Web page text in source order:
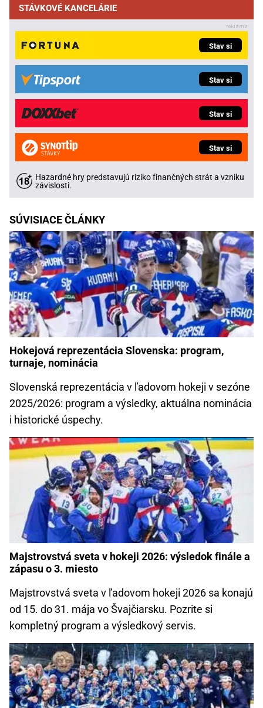
STÁVKOVÉ KANCELÁRIE
Stav si
Stav si
Stav si
Stav si
Hazardné hry predstavujú riziko finančných strát a vzniku
závislosti.
SÚVISIACE ČLÁNKY
Hokejová reprezentácia Slovenska: program,
turnaje, nominácia
Slovenská reprezentácia v ľadovom hokeji v sezóne
2025/2026: program a výsledky, aktuálna nominácia
i historické úspechy.
Majstrovstvá sveta v hokeji 2026: výsledok finále a
zápasu o 3. miesto
Majstrovstvá sveta v ľadovom hokeji 2026 sa konajú
od 15. do 31. mája vo Švajčiarsku. Pozrite si
kompletný program a výsledkový servis.